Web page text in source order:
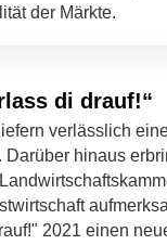
der Märkte.
di drauf!“
verlässlich
hinaus
2021 einen